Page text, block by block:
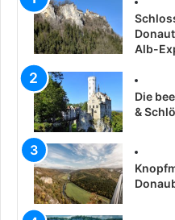
Alb-
Die
&